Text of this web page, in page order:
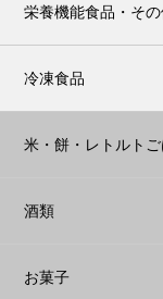
栄養機能食品・そ
冷凍食品
米・餅・レトルト
酒類
お菓子